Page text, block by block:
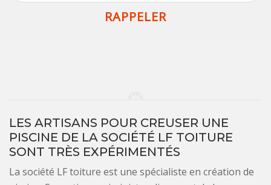
LES ARTISANS POUR CREUSER UNE
PISCINE DE LA SOCIÉTÉ LF TOITURE
SONT TRÈS EXPÉRIMENTÉS
La société LF toiture est une spécialiste en création de